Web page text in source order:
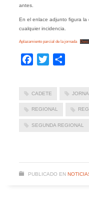
antes.
En el enlace adjunto figura la
cualquier incidencia.
Aplazamiento parcial de la jornada
Facebook
Twitter
CADETE
REGIONAL
SEGUNDA REGIONAL
PUBLICADO EN